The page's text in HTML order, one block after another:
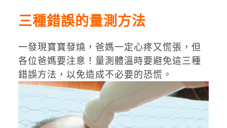
三種錯誤的量測方法
一發現寶寶發燒，爸媽一定心疼又慌張，但
各位爸媽要注意！量測體溫時要避免這三種
錯誤方法，以免造成不必要的恐慌。